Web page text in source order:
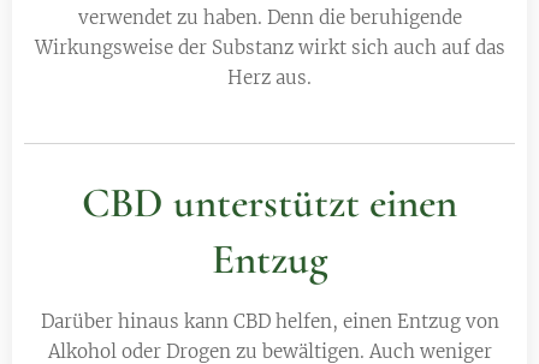
verwendet zu haben. Denn die beruhigende
Wirkungsweise der Substanz wirkt sich auch auf das
Herz aus.
CBD unterstützt einen
Entzug
Darüber hinaus kann CBD helfen, einen Entzug von
Alkohol oder Drogen zu bewältigen. Auch weniger